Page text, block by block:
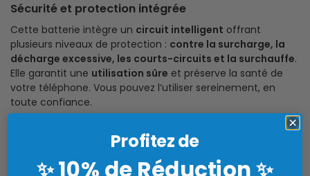
Sécurité et protection intégrée
Cette batterie intègre un circuit intelligent offrant
plusieurs niveaux de protection : contre la surcharge, la
décharge excessive, les courts-circuits et la surchauffe.
Elle garantit une utilisation sûre et préserve la santé de
votre téléphone. Vous pouvez l’utiliser sereinement, en
toute confiance.
Compacte, rapide et compatible
externe Android s’adapte à votre quotidien moderne. Elle
vous accompagne partout et vous assure de rester
Profitez de
✨10% de Réduction✨